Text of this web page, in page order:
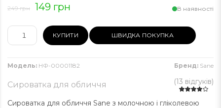
Сироватка для обличчя (13 відгуків)
В наявності
249 грн 149 грн
Сироватка для обличчя Sane з молочною і гліколевою
Бренд: Sane
Модель: НФ-00001182
КУПИТИ ШВИДКА ПОКУПКА